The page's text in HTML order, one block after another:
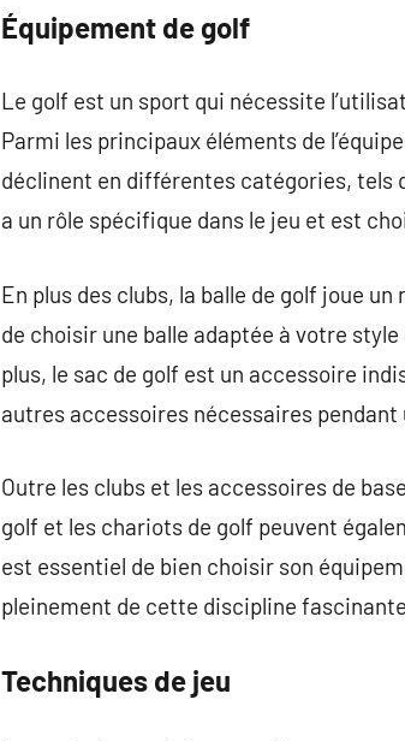
Équipement de golf
Le golf est un sport qui nécessite
Parmi les principaux éléments de
déclinent en différentes catégories, tels
a un rôle spécifique dans le jeu et est
En plus des clubs, la balle de golf joue
de choisir une balle adaptée à votre
plus, le sac de golf est un accessoire
autres accessoires nécessaires pendant
Outre les clubs et les accessoires de
golf et les chariots de golf peuvent
est essentiel de bien choisir son
pleinement de cette discipline
Techniques de jeu